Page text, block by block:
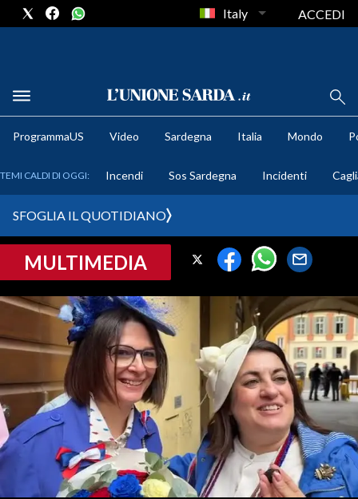
METEO
CRONACA SARDEGNA
PROVINCIA DI CAGLIARI
SULCIS IGLESIENTE
MEDIO CAMPIDANO
ORISTANO E PROVINCIA
SASSARI E PROVINCIA
GALLURA
NUORO E PROVINCIA
OGLIASTRA
Italy ACCEDI
ProgrammaUS Video Sardegna Italia Mondo
TEMI CALDI DI OGGI: Incendi Sos Sardegna Incidenti
SFOGLIA IL QUOTIDIANO
MULTIMEDIA